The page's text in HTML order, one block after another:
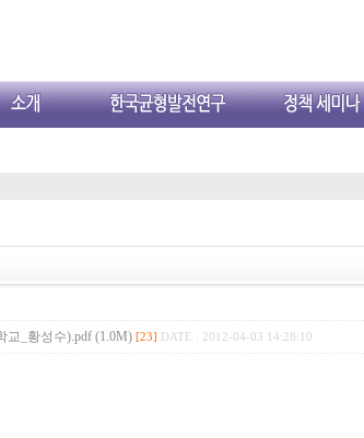
교_황성수).pdf (1.0M) [23] DATE : 2012-04-03 14:28:10